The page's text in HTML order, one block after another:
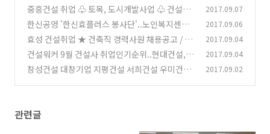
중흥건설 취업 ♧ 토목, 도시개발사업 ♧ 건설워
커 구인정보 (0)
2017.09.07
한신공영 '한신효플러스 봉사단'..노인복지센터
서 이웃사랑 나눔실천/ 건설취업 건설워커 뉴스
(0)
2017.09.06
효성 건설취업 ★ 건축직 경력사원 채용공고 / 건
설워커 추천
(0)
2017.09.04
건설워커 9월 건설사 취업인기순위..현대건설,구
산토건,삼우씨엠,현대엔,계선
(0)
2017.09.04
창성건설 대창기업 지평건설 서희건설 우미건설
2017.09.02
관련글